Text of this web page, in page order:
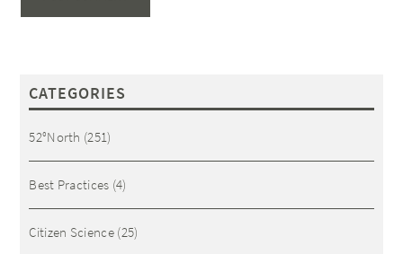
CATEGORIES
52°North (251)
Best Practices (4)
Citizen Science(25)